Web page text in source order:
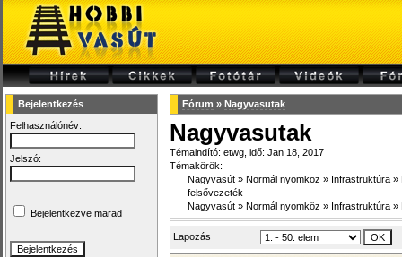
Bejelentkezés
Felhasználónév:
Jelszó:
Bejelentkezve marad
Fórum » Nagyvasutak
Nagyvasutak
Témaindító: etwg , idő: Jan 18, 2017
Témakörök:
Nagyvasút » Normál nyomköz » Infrastruktúra »
felsővezeték
Nagyvasút » Normál nyomköz » Infrastruktúra »
Lapozás